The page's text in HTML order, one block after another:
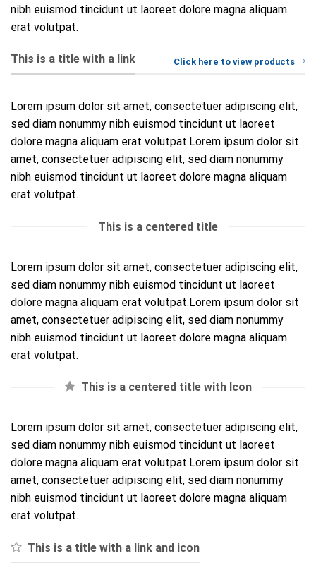
nibh euismod tincidunt ut laoreet dolore magna aliquam
erat volutpat.
This is a title with a link Click here to view products
Lorem ipsum dolor sit amet, consectetuer adipiscing elit,
sed diam nonummy nibh euismod tincidunt ut laoreet
dolore magna aliquam erat volutpat.Lorem ipsum dolor sit
amet, consectetuer adipiscing elit, sed diam nonummy
nibh euismod tincidunt ut laoreet dolore magna aliquam
erat volutpat.
This is a centered title
Lorem ipsum dolor sit amet, consectetuer adipiscing elit,
sed diam nonummy nibh euismod tincidunt ut laoreet
dolore magna aliquam erat volutpat.Lorem ipsum dolor sit
amet, consectetuer adipiscing elit, sed diam nonummy
nibh euismod tincidunt ut laoreet dolore magna aliquam
erat volutpat.
This is a centered title with Icon
Lorem ipsum dolor sit amet, consectetuer adipiscing elit,
sed diam nonummy nibh euismod tincidunt ut laoreet
dolore magna aliquam erat volutpat.Lorem ipsum dolor sit
amet, consectetuer adipiscing elit, sed diam nonummy
nibh euismod tincidunt ut laoreet dolore magna aliquam
erat volutpat.
This is a title with a link and icon